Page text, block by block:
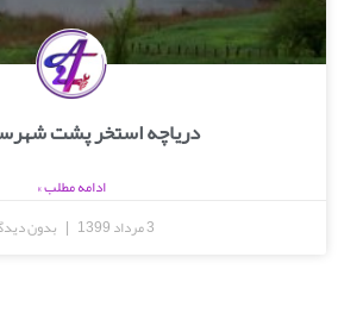
دریاچه استخر پشت
ادامه مطلب »
3 مرداد 1399
بدون